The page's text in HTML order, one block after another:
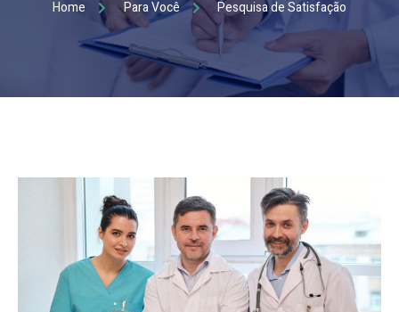
Home Para Você Pesquisa de Satisfação